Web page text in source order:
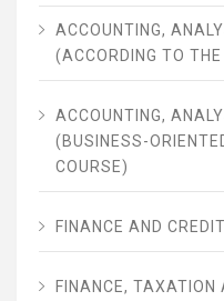
ACCOUNTING,
(ACCORDING TO
ACCOUNTING,
(BUSINESS-
COURSE)
FINANCE AND CREDIT
FINANCE, TAXATION